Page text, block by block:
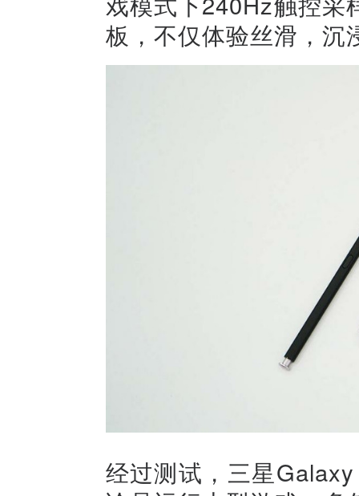
板，不仅体验丝滑，沉
经过测试，三星